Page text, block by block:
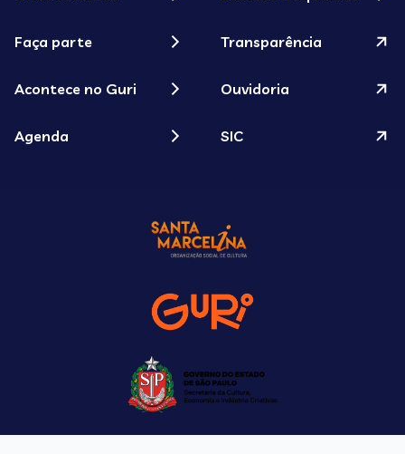
Faça parte
Acontece no Guri
Agenda
Transparência
Ouvidoria
SIC